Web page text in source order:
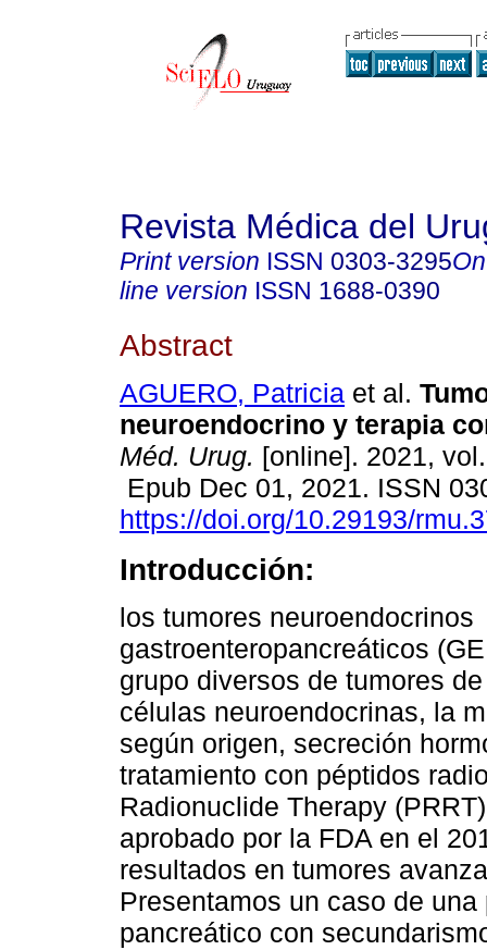
Revista Médica del
Print version ISSN 0303-3295
line version ISSN 1688-0390
Abstract
AGUERO, Patricia et al.
neuroendocrino y terapia
Méd. Urug. [online]. 2021,
Epub Dec 01, 2021. ISSN
https://doi.org/10.29193/
Introducción:
los tumores neuroendocrinos
gastroenteropancreáticos
grupo diversos de tumores
células neuroendocrinas, la
según origen, secreción
tratamiento con péptidos
Radionuclide Therapy
aprobado por la FDA en el
resultados en tumores
Presentamos un caso de
pancreático con